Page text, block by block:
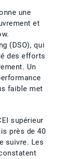
une
et
(DSO), qui
des efforts
Un
faible met
supérieur
près de 40
suivre. Les